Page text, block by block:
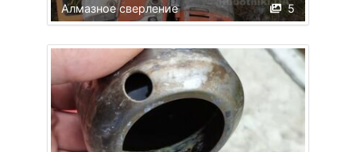
5
Алмазное сверление